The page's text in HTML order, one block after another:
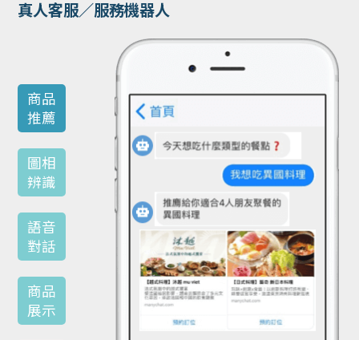
真人客服／服務機器人
商品
推薦
圖相
辨識
語音
對話
商品
展示